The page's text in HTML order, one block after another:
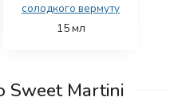
солодкого вермуту
15мл
Sweet Martini